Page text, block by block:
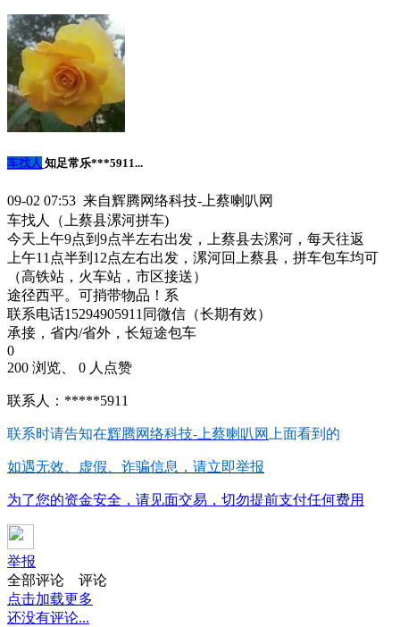
车找人 知足常乐***5911...
09-02 07:53 来自辉腾网络科技-上蔡喇叭网
车找人（上蔡县漯河拼车)
今天上午9点到9点半左右出发，上蔡县去漯河，每天往返
上午11点半到12点左右出发，漯河回上蔡县，拼车包车均可
（高铁站，火车站，市区接送）
途径西平。可捎带物品！系
联系电话15294905911同微信（长期有效）
承接，省内/省外，长短途包车
0
200 浏览、 0 人点赞
联系人：*****5911
联系时请告知在辉腾网络科技-上蔡喇叭网 上面看到的
如遇无效、虚假、诈骗信息，请立即举报
为了您的资金安全，请见面交易，切勿提前支付任何费用
举报
全部评论
评论
点击加载更多
还没有评论...